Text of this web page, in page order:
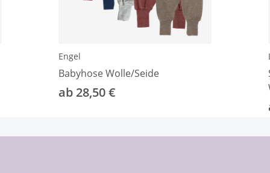
Engel
Babyhose Wolle/Seide
ab 28,50 €